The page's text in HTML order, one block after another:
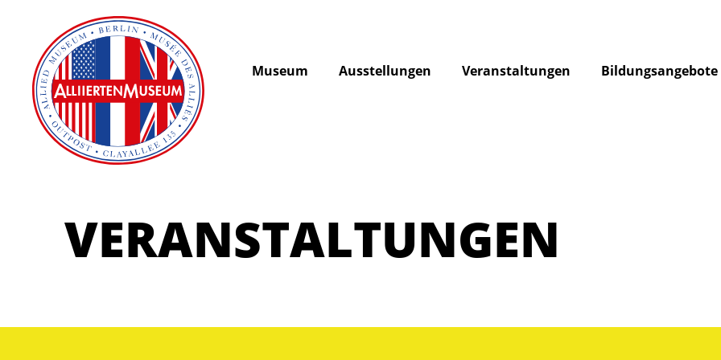
Museum Ausstellungen Veranstaltungen Bildungsangebote
VERANSTALTUNGEN